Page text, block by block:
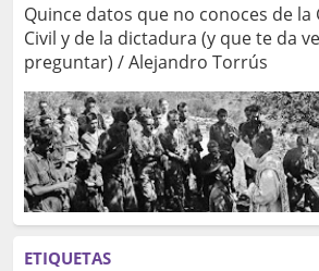
Quince datos que no conoces de la
Civil y de la dictadura (y que te da
preguntar) / Alejandro Torrús
ETIQUETAS